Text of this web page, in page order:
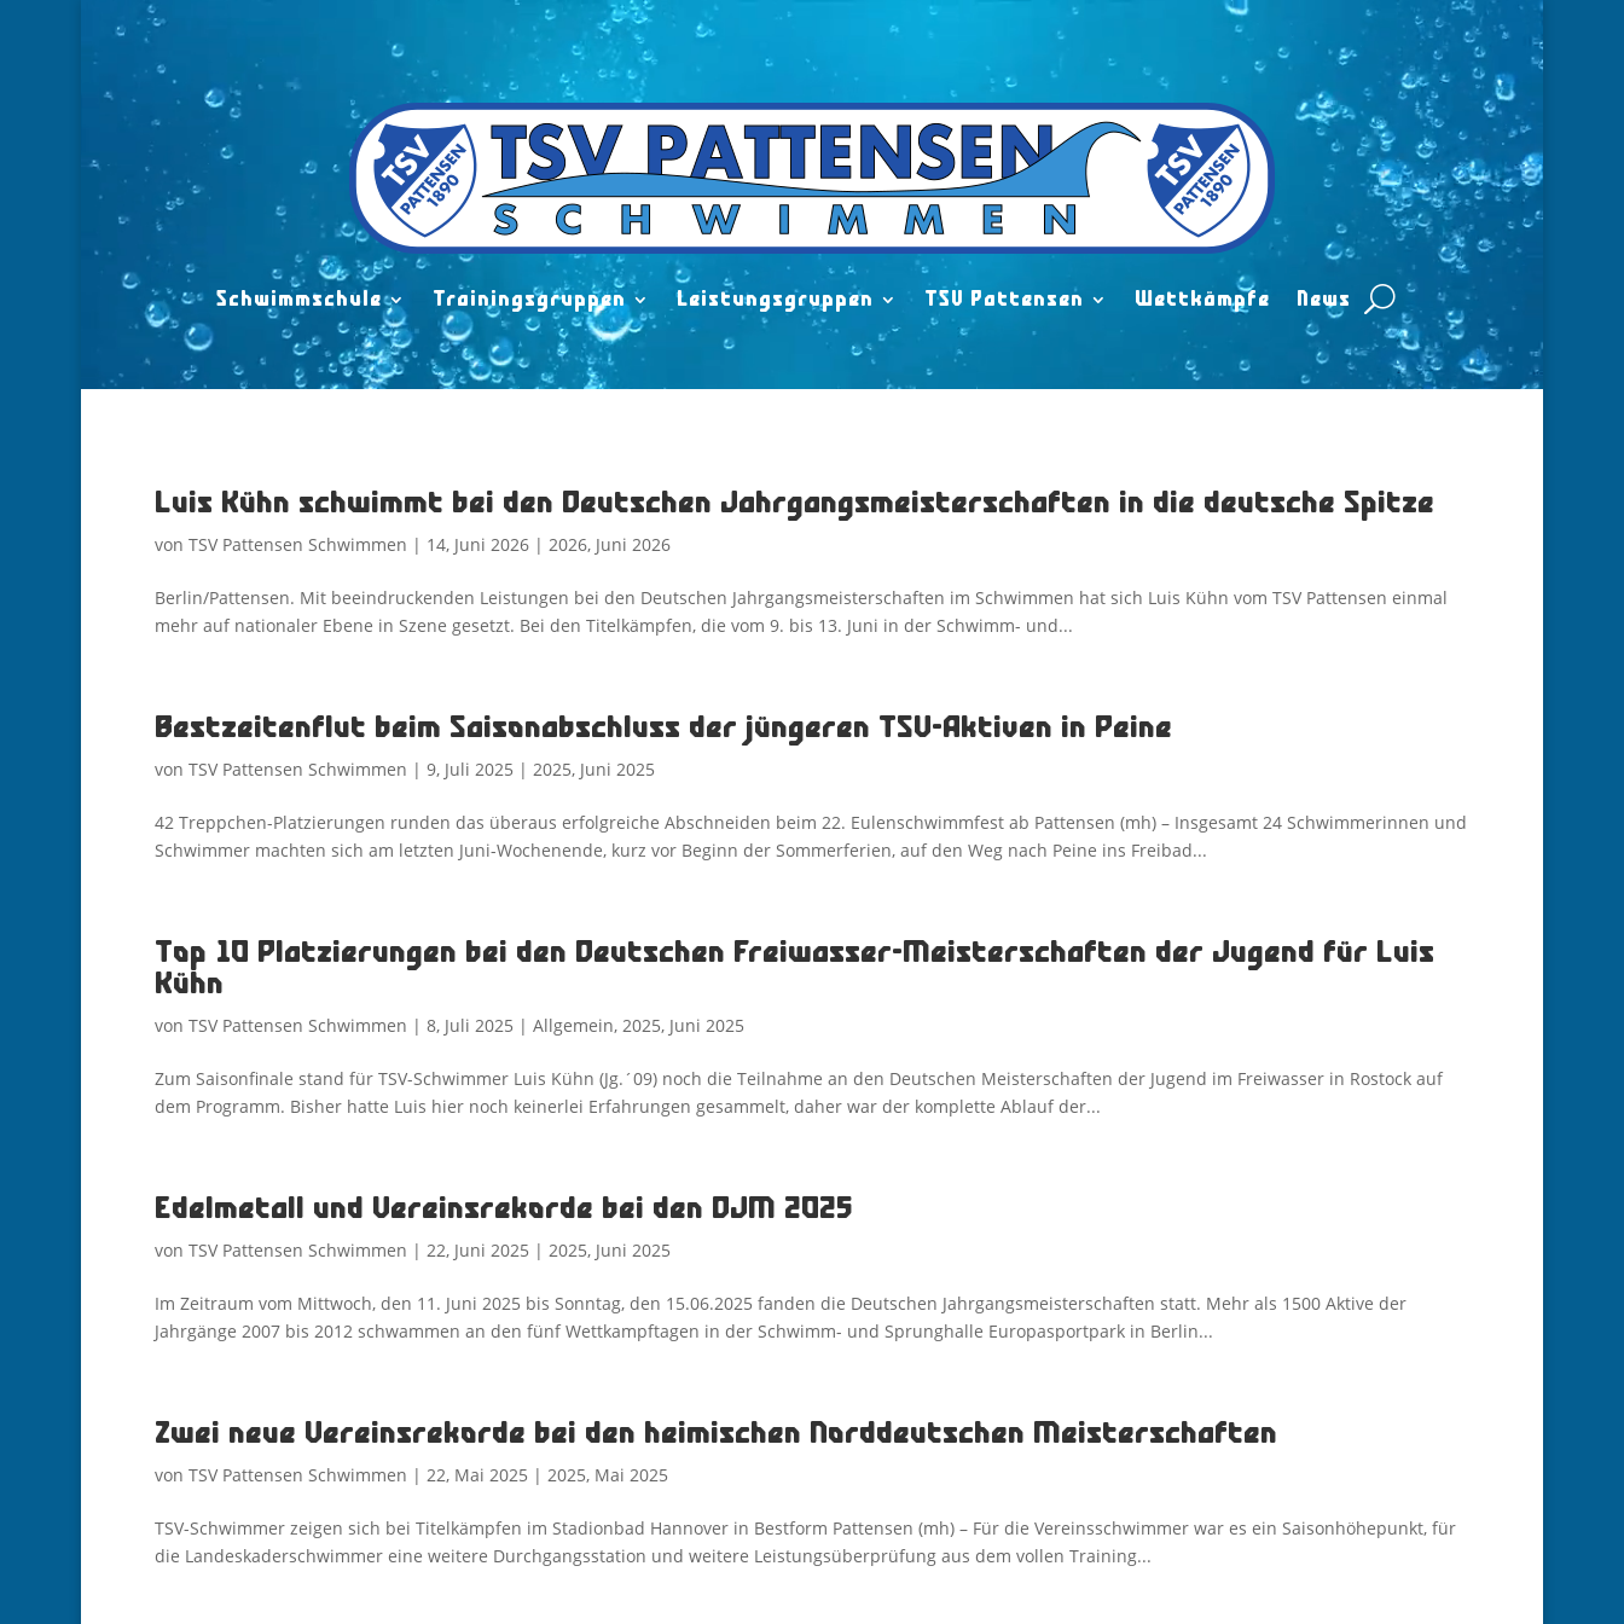
Player
Schwimmschule Trainingsgruppen Leistungsgruppen TSV Pattensen Wettkämpfe News
Luis Kühn schwimmt bei den Deutschen Jahrgangsmeisterschaften in die deutsche Spitze
von TSV Pattensen Schwimmen | 14, Juni 2026| 2026, Juni 2026
Berlin/Pattensen. Mit beeindruckenden Leistungen bei den Deutschen Jahrgangsmeisterschaften im Schwimmen hat sich Luis Kühn vom TSV Pattensen einmal
mehr auf nationaler Ebene in Szene gesetzt. Bei den Titelkämpfen, die vom 9. bis 13. Juni in der Schwimm- und...
Bestzeitenflut beim Saisonabschluss der jüngeren TSV-Aktiven in Peine
von TSV Pattensen Schwimmen | 9, Juli 2025 | 2025, Juni 2025
42 Treppchen-Platzierungen runden das überaus erfolgreiche Abschneiden beim 22. Eulenschwimmfest ab Pattensen (mh) – Insgesamt 24 Schwimmerinnen und
Schwimmer machten sich am letzten Juni-Wochenende, kurz vor Beginn der Sommerferien, auf den Weg nach Peine ins Freibad...
Top 10 Platzierungen bei den Deutschen Freiwasser-Meisterschaften der Jugend für Luis
Kühn
von TSV Pattensen Schwimmen | 8, Juli 2025 | Allgemein, 2025, Juni 2025
Zum Saisonfinale stand für TSV-Schwimmer Luis Kühn (Jg.´09) noch die Teilnahme an den Deutschen Meisterschaften der Jugend im Freiwasser in Rostock auf
dem Programm. Bisher hatte Luis hier noch keinerlei Erfahrungen gesammelt, daher war der komplette Ablauf der...
Edelmetall und Vereinsrekorde bei den DJM 2025
von TSV Pattensen Schwimmen | 22, Juni 2025 | 2025, Juni 2025
Im Zeitraum vom Mittwoch, den 11. Juni 2025 bis Sonntag, den 15.06.2025 fanden die Deutschen Jahrgangsmeisterschaften statt. Mehr als 1500 Aktive der
Jahrgänge 2007 bis 2012 schwammen an den fünf Wettkampftagen in der Schwimm- und Sprunghalle Europasportpark in Berlin...
Zwei neue Vereinsrekorde bei den heimischen Norddeutschen Meisterschaften
von TSV Pattensen Schwimmen | 22, Mai 2025 | 2025, Mai 2025
TSV-Schwimmer zeigen sich bei Titelkämpfen im Stadionbad Hannover in Bestform Pattensen (mh) – Für die Vereinsschwimmer war es ein Saisonhöhepunkt, für
die Landeskaderschwimmer eine weitere Durchgangsstation und weitere Leistungsüberprüfung aus dem vollen Training...